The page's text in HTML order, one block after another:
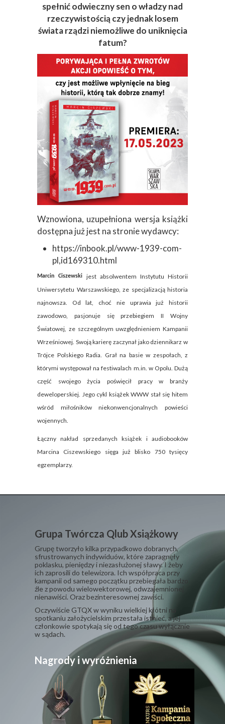
spełnić odwieczny sen o władzy nad
rzeczywistością czy jednak losem
świata rządzi niemożliwe do uniknięcia
fatum?
Wznowiona, uzupełniona wersja książki
dostępna już jest na stronie wydawcy:
https://inbook.pl/www-1939-com-
pl,id169310.html
Marcin Ciszewski jest absolwentem Instytutu Historii
Uniwersytetu Warszawskiego, ze specjalizacją historia
najnowsza. Od lat, choć nie uprawia już historii
zawodowo, pasjonuje się przebiegiem II Wojny
Światowej, ze szczególnym uwzględnieniem Kampanii
Wrześniowej. Swoją karierę zaczynał jako dziennikarz w
Trójce Polskiego Radia. Grał na basie w zespołach, z
którymi występował na festiwalach m.in. w Opolu. Dużą
część swojego życia poświęcił pracy w branży
deweloperskiej. Jego cykl książek WWW stał się hitem
wśród miłośników niekonwencjonalnych powieści
wojennych.
Łączny nakład sprzedanych książek i audiobooków
Marcina Ciszewskiego sięga już blisko 750 tysięcy
egzemplarzy.
Grupa Twórcza Qlub Xsiążkowy
Grupę tworzyło kilka przypadkowo dobranych,
sfrustrowanych indywiduów, które zapragnęły
poklasku, pieniędzy i niezasłużonej sławy. I żeby
ich zaprosili do telewizora. Ich współpraca przy
kampanii od samego początku przebiegała bardzo
źle z powodu wielowektorowej, odwzajemnionej
nienawiści. Oraz bezinteresownej zawiści.
​Oczywiście GTQX w wyniku wielkiej kłótni na
spotkaniu założycielskim przestała istnieć, a jej
członkowie spotykają się od tego czasu wyłącznie
w sądach.
Nagrody i wyróżnienia